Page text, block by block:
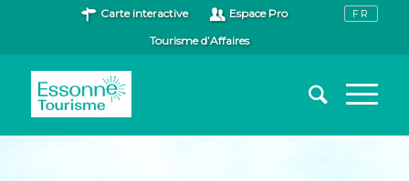
Carte interactive
Espace Pro
Tourisme d’Affaires